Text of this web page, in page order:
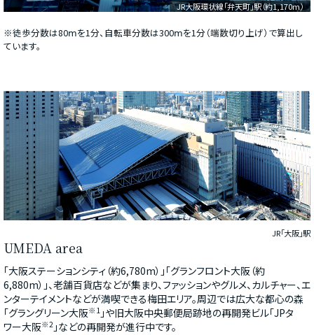
JR大阪環状線「弁天町」駅（約1,170m）
※徒歩分数は80ⅿを1分、自転車分数は300ⅿを1分（端数切り上げ）で算出し
ています。
JR「大阪」駅
UMEDA area
「大阪ステーションシティ（約6,780m）」「グランフロント大阪（約
6,880m）」、老舗百貨店などが集まり、ファッションやグルメ、カルチャー、エ
ンターテイメントなどが満喫できる梅田エリア。周辺では広大な都心の森
「グラングリーン大阪※1 」や旧大阪中央郵便局跡地の再開発ビル「JPタ
ワー大阪※2 」などの再開発が進行中です。